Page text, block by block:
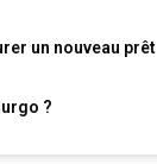
un nouveau prêt
?